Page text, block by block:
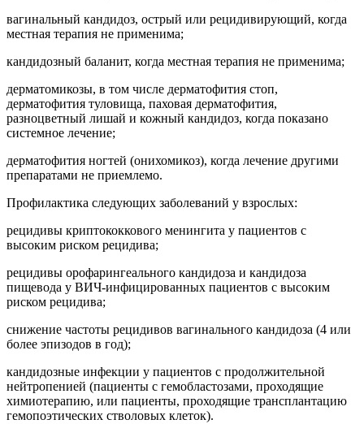
вагинальный кандидоз, острый или рецидивирующий, когда
местная терапия не применима;
кандидозный баланит, когда местная терапия не применима;
дерматомикозы, в том числе дерматофития стоп,
дерматофития туловища, паховая дерматофития,
разноцветный лишай и кожный кандидоз, когда показано
системное лечение;
дерматофития ногтей (онихомикоз), когда лечение другими
препаратами не приемлемо.
Профилактика следующих заболеваний у взрослых:
рецидивы криптококкового менингита у пациентов с
высоким риском рецидива;
рецидивы орофарингеального кандидоза и кандидоза
пищевода у ВИЧ-инфицированных пациентов с высоким
риском рецидива;
снижение частоты рецидивов вагинального кандидоза (4 или
более эпизодов в год);
кандидозные инфекции у пациентов с продолжительной
нейтропенией (пациенты с гемобластозами, проходящие
химиотерапию, или пациенты, проходящие трансплантацию
гемопоэтических стволовых клеток).